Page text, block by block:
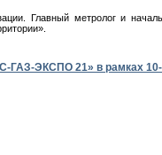
Главный метролог и
ГАЗ-ЭКСПО 21» в рамках